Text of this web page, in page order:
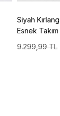
Siyah
Esnek
9.299,99 TL